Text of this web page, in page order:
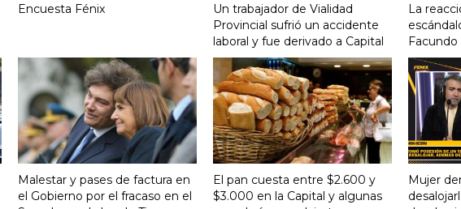
Encuesta Fénix
Un trabajador de Vialidad
Provincial sufrió un accidente
laboral y fue derivado a Capital
La
Malestar y pases de factura en
el Gobierno por el fracaso en el
El pan cuesta entre $2.600 y
$3.000 en la Capital y algunas
Mujer